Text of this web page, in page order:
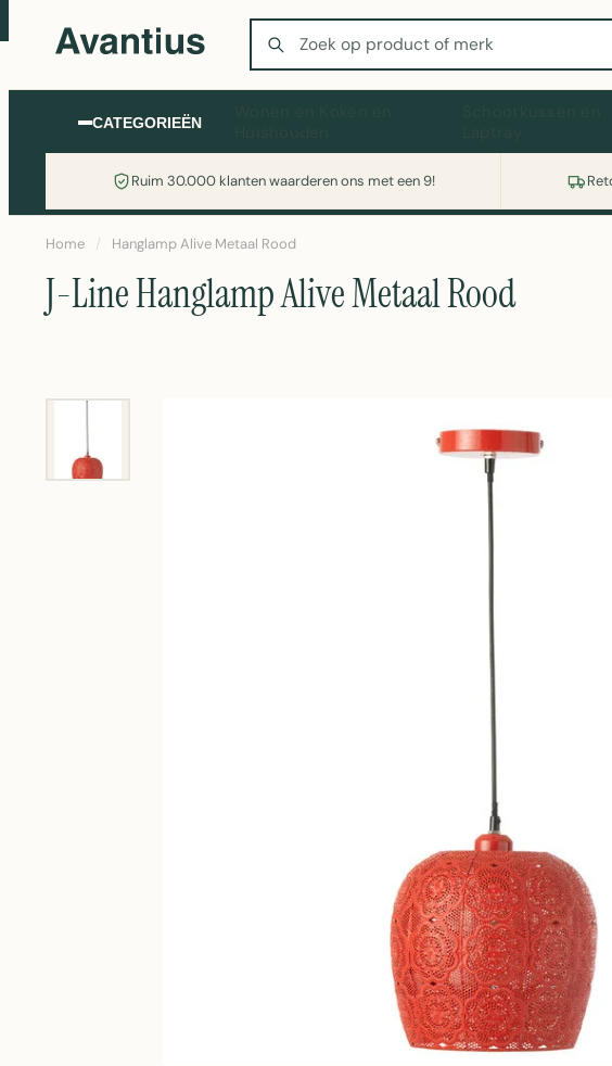
Zoeken
CATEGORIEËN
Ruim 30.000 klanten waarderen ons met een 9!
Wasmachine of
Home / Hanglamp Alive Metaal Rood
J-Line Hanglamp Alive Metaal Rood